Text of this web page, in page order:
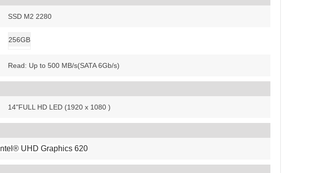
SSD M2 2280
256GB
Read: Up to 500 MB/s(SATA 6Gb/s)
14"FULL HD LED (1920 x 1080 )
Intel® UHD Graphics 620